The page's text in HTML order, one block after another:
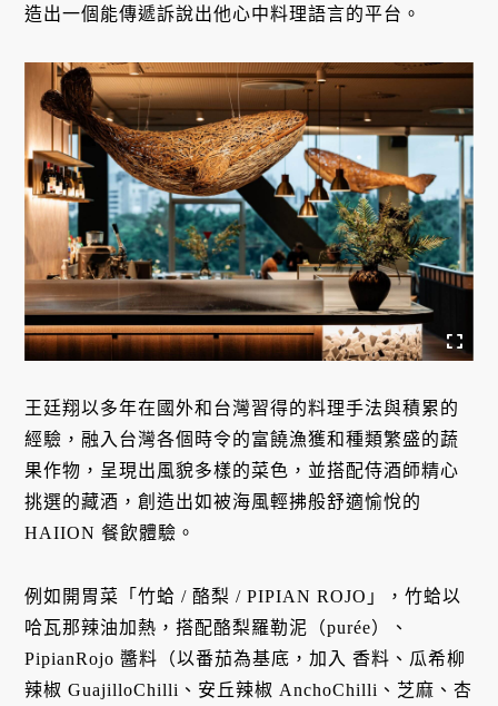
造出一個能傳遞訴說出他心中料理語言的平台。
王廷翔以多年在國外和台灣習得的料理手法與積累的
經驗，融入台灣各個時令的富饒漁獲和種類繁盛的蔬
果作物，呈現出風貌多樣的菜色，並搭配侍酒師精心
挑選的藏酒，創造出如被海風輕拂般舒適愉悅的
HAIION 餐飲體驗。
例如開胃菜「竹蛤 / 酪梨 / PIPIAN ROJO」，竹蛤以
哈瓦那辣油加熱，搭配酪梨羅勒泥（purée）、
PipianRojo 醬料（以番茄為基底，加入 香料、瓜希柳
辣椒 GuajilloChilli、安丘辣椒 AnchoChilli、芝麻、杏